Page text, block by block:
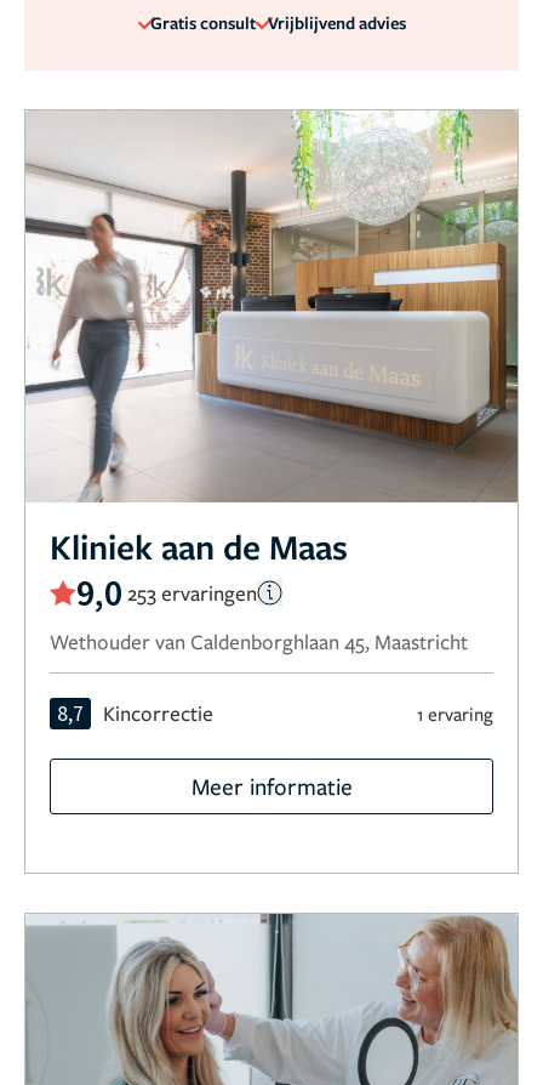
Gratis consult Vrijblijvend advies
Kliniek aan de Maas
9,0 253 ervaringen
Wethouder van Caldenborghlaan 45, Maastricht
8,7 Kincorrectie 1 ervaring
Meer informatie